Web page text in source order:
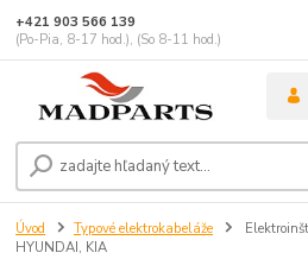
+421 903 566 139
(Po-Pia, 8-17 hod.), (So 8-11 hod.)
Úvod Typové elektrokabeláže
HYUNDAI, KIA